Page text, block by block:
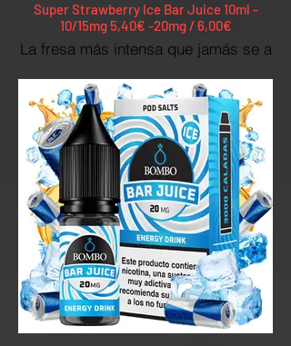
Super Strawberry Ice Bar Juice 10ml -
10/15mg 5,40€ -20mg / 6,00€
La fresa más intensa que jamás se a
refrescante que te llenará la boca de
auténtico sabor frutal.
10/20mg